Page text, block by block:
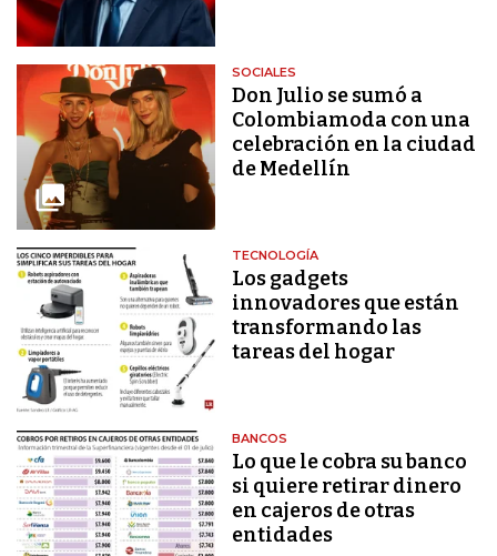
SOCIALES
Don Julio se sumó a
Colombiamoda con una
celebración en la ciudad
de Medellín
TECNOLOGÍA
Los gadgets
innovadores que están
transformando las
tareas del hogar
BANCOS
Lo que le cobra su banco
si quiere retirar dinero
en cajeros de otras
entidades